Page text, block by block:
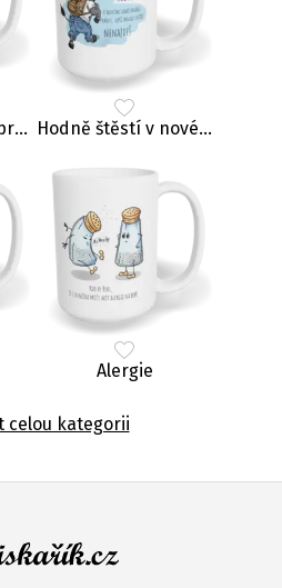
Jsem pro každou prdel Hodně štěstí v novém zaměstnání, zrádce
Alergie
celou kategorii